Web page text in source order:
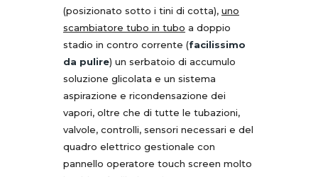
(posizionato sotto i tini di cotta), uno
scambiatore tubo in tubo a doppio
stadio in contro corrente (facilissimo
da pulire) un serbatoio di accumulo
soluzione glicolata e un sistema
aspirazione e ricondensazione dei
vapori, oltre che di tutte le tubazioni,
valvole, controlli, sensori necessari e del
quadro elettrico gestionale con
pannello operatore touch screen molto